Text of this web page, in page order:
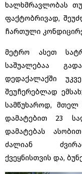
ხალხმრავლობას
ფაქტობრივად,
ჩართული
მეტრო ასეთ
საშუალებაა
დედაქალაქში
შეუჩერებლად
სამწუხაროდ, მთელ
დამატებით 23
დამატებას
ძალიან
ქვეყნისთვის და,